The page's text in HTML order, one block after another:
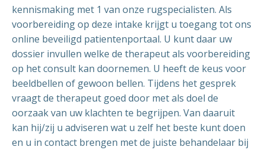
kennismaking met 1 van onze rugspecialisten. Als
voorbereiding op deze intake krijgt u toegang tot ons
online beveiligd patientenportaal. U kunt daar uw
dossier invullen welke de therapeut als voorbereiding
op het consult kan doornemen. U heeft de keus voor
beeldbellen of gewoon bellen. Tijdens het gesprek
vraagt de therapeut goed door met als doel de
oorzaak van uw klachten te begrijpen. Van daaruit
kan hij/zij u adviseren wat u zelf het beste kunt doen
en u in contact brengen met de juiste behandelaar bij